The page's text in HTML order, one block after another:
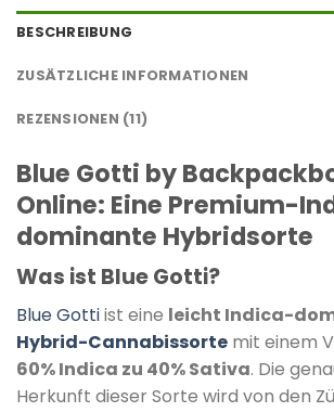
BESCHREIBUNG
ZUSÄTZLICHE INFORMATIONEN
REZENSIONEN (11)
Blue Gotti by
Online: Eine Premium-
dominante Hybridsorte
Was ist Blue Gotti?
Blue Gottiist eine leicht Indica-
Hybrid-Cannabissorte mit einem
60% Indica zu 40% Sativa. Die
Herkunft dieser Sorte wird von den